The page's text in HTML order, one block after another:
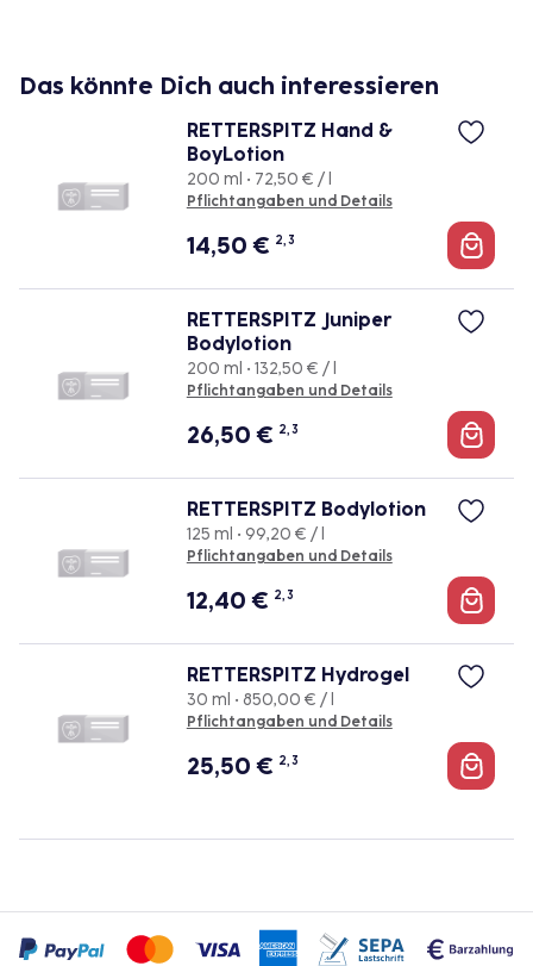
Das könnte Dich auch interessieren
RETTERSPITZ Hand &
BoyLotion
200 ml • 72,50 € / l
Pflichtangaben und Details
14,50€ 2, 3
RETTERSPITZ Juniper
Bodylotion
200 ml • 132,50 € / l
Pflichtangaben und Details
26,50€ 2, 3
RETTERSPITZ Bodylotion
125 ml • 99,20 € / l
Pflichtangaben und Details
12,40€ 2, 3
RETTERSPITZ Hydrogel
30 ml • 850,00 € / l
Pflichtangaben und Details
25,50€ 2, 3